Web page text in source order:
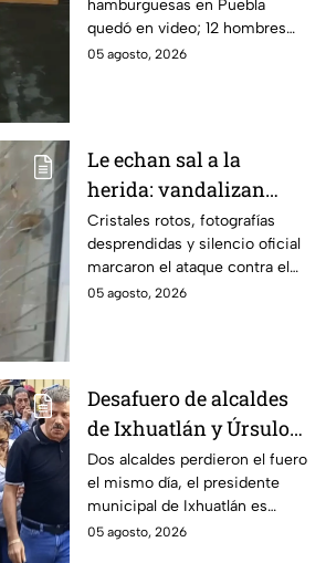
saquearon negocio de
hamburguesas en
Puebla
hamburguesas en Puebla
quedó en video; 12 hombres
habrían fingido ser
05 agosto, 2026
Le echan sal a la
herida: vandalizan
memorial de
desaparecidos en
Veracruz en medio de
crisis
Cristales rotos, fotografías
desprendidas y silencio oficial
marcaron el ataque contra el
memorial de desaparecidos,
05 agosto, 2026
Desafuero de alcaldes
de Ixhuatlán y Úrsulo
Galván: uno de ellos
está implicado en el
asesinato de la
periodista Roxana
Dos alcaldes perdieron el fuero
el mismo día, el presidente
municipal de Ixhuatlán es
investigado por el secuestro y
05 agosto, 2026